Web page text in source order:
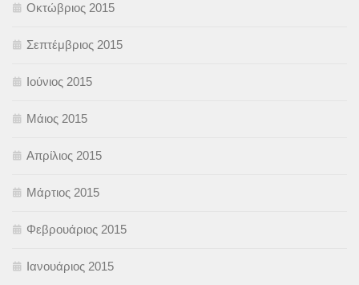
Οκτώβριος 2015
Σεπτέμβριος 2015
Ιούνιος 2015
Μάιος 2015
Απρίλιος 2015
Μάρτιος 2015
Φεβρουάριος 2015
Ιανουάριος 2015